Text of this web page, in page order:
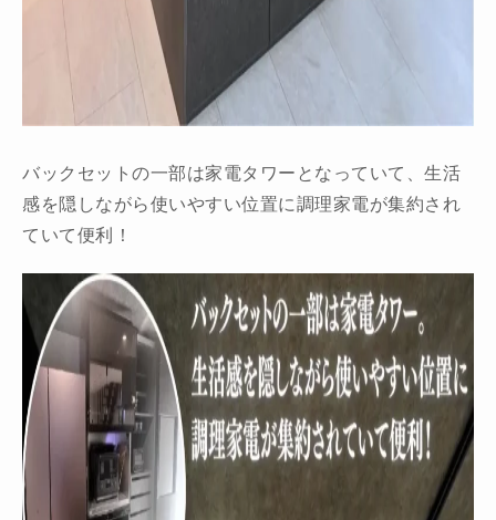
バックセットの一部は家電タワーとなっていて、生活
感を隠しながら使いやすい位置に調理家電が集約され
ていて便利！